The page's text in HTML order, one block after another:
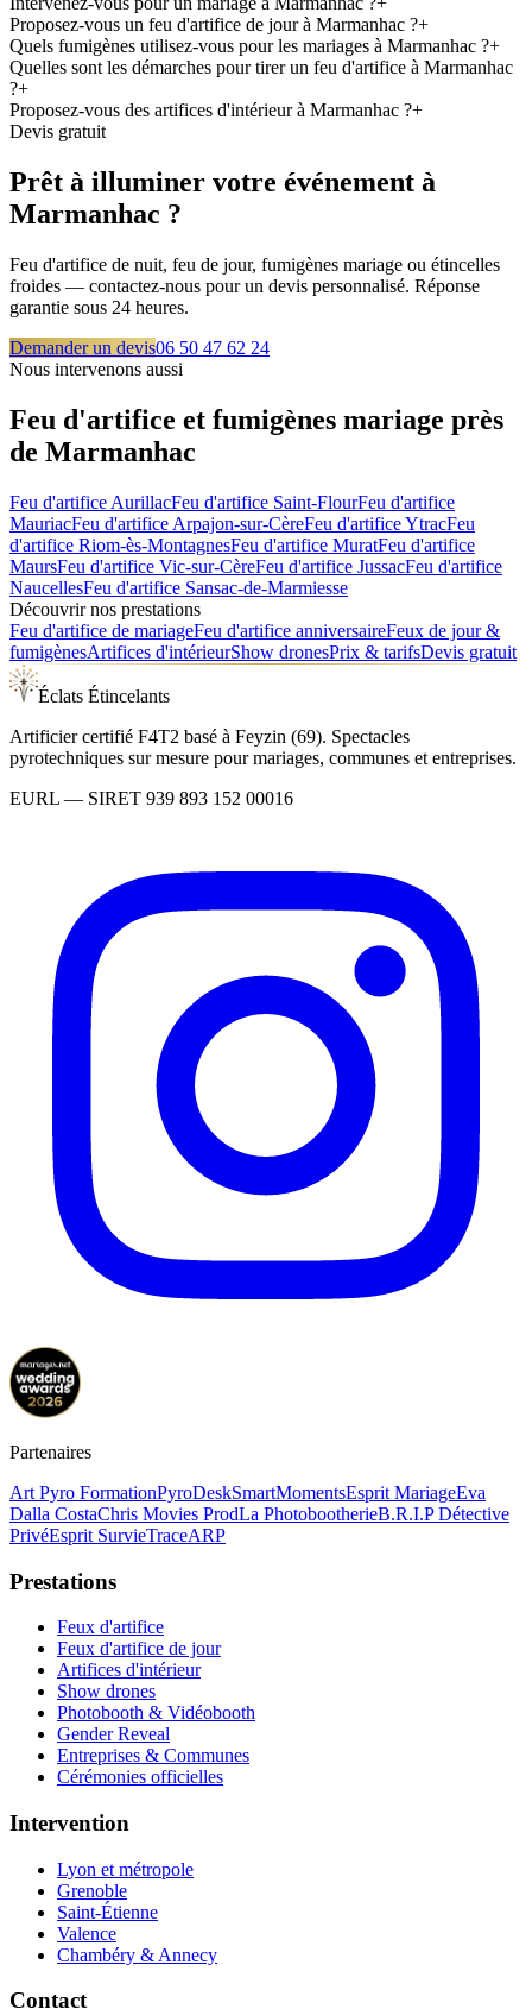
Proposez-vous un feu d'artifice de jour à Marmanhac ?+
Quels fumigènes utilisez-vous pour les mariages à Marmanhac ?+
Quelles sont les démarches pour tirer un feu d'artifice à Marmanhac
?+
Proposez-vous des artifices d'intérieur à Marmanhac ?+
Devis gratuit
Prêt à illuminer votre événement à
Marmanhac ?
Feu d'artifice de nuit, feu de jour, fumigènes mariage ou étincelles
froides — contactez-nous pour un devis personnalisé. Réponse
garantie sous 24 heures.
Demander un devis06 50 47 62 24
Nous intervenons aussi
Feu d'artifice et fumigènes mariage près
de Marmanhac
Feu d'artifice AurillacFeu d'artifice Saint-FlourFeu d'artifice
MauriacFeu d'artifice Arpajon-sur-CèreFeu d'artificeYtracFeu
d'artifice Riom-ès-MontagnesFeu d'artifice MuratFeu d'artifice
MaursFeu d'artifice Vic-sur-CèreFeu d'artifice JussacFeu d'artifice
NaucellesFeu d'artifice Sansac-de-Marmiesse
Découvrir nos prestations
Feu d'artifice de mariageFeu d'artifice anniversaireFeux de jour &
fumigènesArtifices d'intérieurShow dronesPrix & tarifsDevis gratuit
Éclats Étincelants
Artificier certifié F4T2 basé à Feyzin (69). Spectacles
pyrotechniques sur mesure pour mariages, communes et entreprises.
EURL — SIRET 939 893 152 00016
Partenaires
Art Pyro FormationPyroDeskSmartMomentsEsprit MariageEva
Dalla CostaChris Movies ProdLa PhotobootherieB.R.I.P Détective
PrivéEsprit SurvieTraceARP
Prestations
Feux d'artifice
Feux d'artifice de jour
Artifices d'intérieur
Show drones
Photobooth & Vidéobooth
Gender Reveal
Entreprises & Communes
Cérémonies officielles
Intervention
Lyon et métropole
Grenoble
Saint-Étienne
Valence
Chambéry & Annecy
Contact